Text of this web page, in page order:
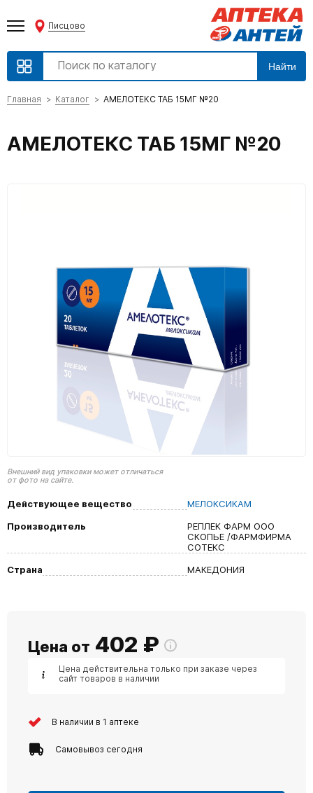
Писцово
Найти
Главная Каталог АМЕЛОТЕКС ТАБ 15МГ №20
АМЕЛОТЕКС ТАБ 15МГ №20
Внешний вид упаковки может отличаться
от фото на сайте.
Действующее вещество
МЕЛОКСИКАМ
Производитель
РЕПЛЕК ФАРМ ООО
СКОПЬЕ /ФАРМФИРМА
СОТЕКС
Страна
МАКЕДОНИЯ
Цена от 402 ₽
Цена действительна только при заказе через
сайт товаров в наличии
В наличии в 1 аптеке
Самовывоз сегодня